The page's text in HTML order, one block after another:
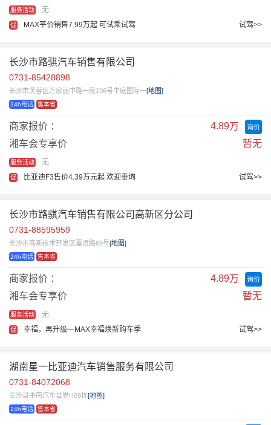
服务活动 无
促 MAX平价销售7.99万起 可试乘试驾 试驾>>
长沙市路骐汽车销售有限公司
0731-85428898
长沙市芙蓉区万家丽中路一段196号中庭国际一[地图]
24h电话 售本省
商家报价 ： 询价
4.89万
湘车会专享价
暂无
服务活动 无
促 比亚迪F3售价4.39万元起 欢迎垂询 试驾>>
长沙市路骐汽车销售有限公司高新区分公司
0731-88595959
长沙市高新技术开发区嘉运路69号[地图]
24h电话 售本省
商家报价 ： 询价
4.89万
湘车会专享价
暂无
服务活动 无
促 幸福，再升级—MAX幸福焕新购车季 试驾>>
湖南星一比亚迪汽车销售服务有限公司
0731-84072068
长沙县中南汽车世界H09栋[地图]
24h电话 售本省